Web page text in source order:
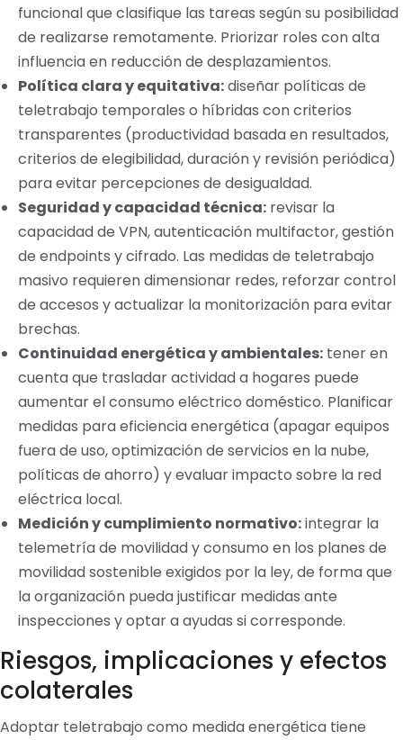
funcional que clasifique las tareas según su posibilidad
de realizarse remotamente. Priorizar roles con alta
influencia en reducción de desplazamientos.
Política clara y equitativa:diseñar políticas de
teletrabajo temporales o híbridas con criterios
transparentes (productividad basada en resultados,
criterios de elegibilidad, duración y revisión periódica)
para evitar percepciones de desigualdad.
Seguridad y capacidad técnica: revisar la
capacidad de VPN, autenticación multifactor, gestión
de endpoints y cifrado. Las medidas de teletrabajo
masivo requieren dimensionar redes, reforzar control
de accesos y actualizar la monitorización para evitar
brechas.
Continuidad energética y ambientales: tener en
cuenta que trasladar actividad a hogares puede
aumentar el consumo eléctrico doméstico. Planificar
medidas para eficiencia energética (apagar equipos
fuera de uso, optimización de servicios en la nube,
políticas de ahorro) y evaluar impacto sobre la red
eléctrica local.
Medición y cumplimiento normativo:integrar la
telemetría de movilidad y consumo en los planes de
movilidad sostenible exigidos por la ley, de forma que
la organización pueda justificar medidas ante
inspecciones y optar a ayudas si corresponde.
Riesgos, implicaciones y efectos
colaterales
Adoptar teletrabajo como medida energética tiene